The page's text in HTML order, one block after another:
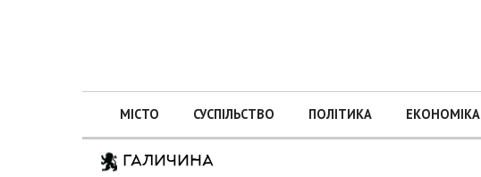
МІСТО СУСПІЛЬСТВО ПОЛІТИКА ЕКОНОМІКА
ГАЛИЧИНА